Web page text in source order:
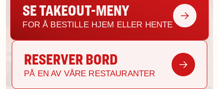
SE TAKEOUT-MENY
FOR Å BESTILLE HJEM ELLER HENTE
RESERVER BORD
PÅ EN AV VÅRE RESTAURANTER